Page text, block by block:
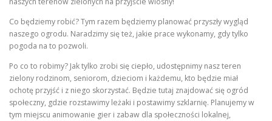
Co będziemy robić? Tym razem będziemy planować przyszły wygląd
naszego ogrodu. Naradzimy się też, jakie prace wykonamy, gdy tylko
pogoda na to pozwoli.
Po co to robimy? Jak tylko zrobi się ciepło, udostępnimy nasz teren
zielony rodzinom, seniorom, dzieciom i każdemu, kto będzie miał
ochotę przyjść i z niego skorzystać. Będzie tutaj znajdować się ogród
społeczny, gdzie rozstawimy leżaki i postawimy szklarnię. Planujemy w
tym miejscu animowanie gier i zabaw dla społeczności lokalnej,